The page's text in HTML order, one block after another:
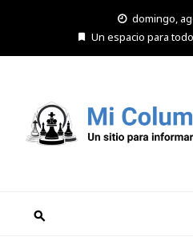
domingo,
Un espacio para